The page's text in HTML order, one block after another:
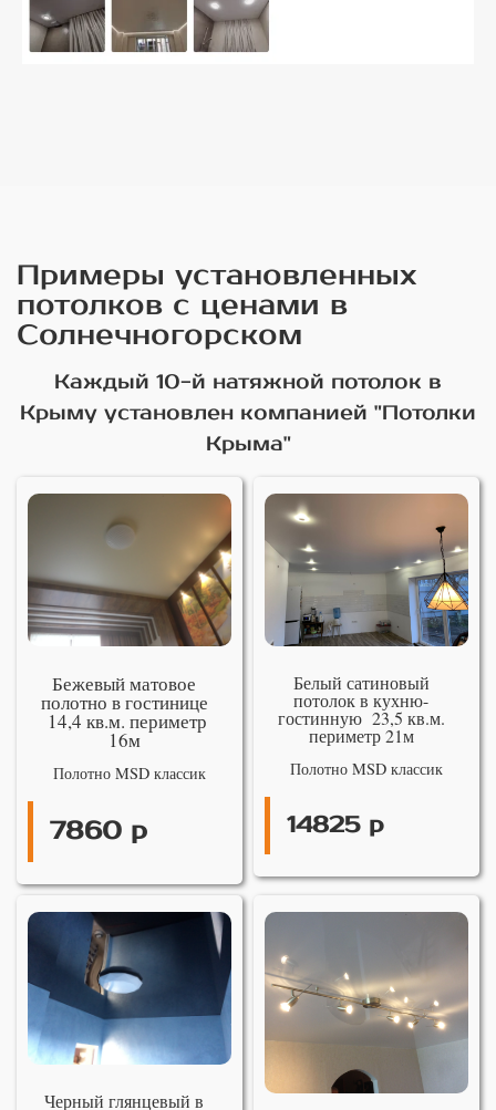
Примеры установленных
потолков с ценами в
Солнечногорском
Каждый 10-й натяжной потолок в
Крыму установлен компанией "Потолки
Крыма"
Бежевый матовое
полотно в гостинице
14,4 кв.м. периметр
16м
Полотно MSD классик
7860 р
Белый сатиновый
потолок в кухню-
гостинную 23,5 кв.м.
периметр 21м
Полотно MSD классик
14825 р
Черный глянцевый в